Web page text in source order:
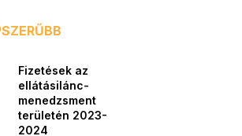
Fizetések az
ellátásilánc-
menedzsment
területén 2023-
2024